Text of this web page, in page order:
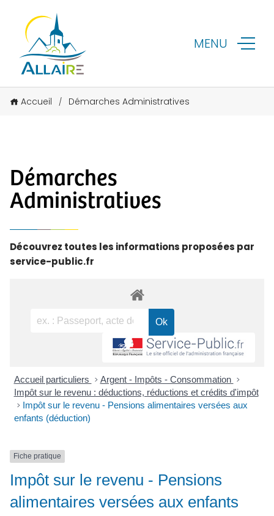
MENU
Accueil / Démarches Administratives
Démarches
Administratives
Découvrez toutes les informations proposées par
service-public.fr
Accueil particuliers > Argent - Impôts - Consommation >
Impôt sur le revenu : déductions, réductions et crédits d'impôt
> Impôt sur le revenu - Pensions alimentaires versées aux
enfants (déduction)
Fiche pratique
Impôt sur le revenu - Pensions
alimentaires versées aux enfants